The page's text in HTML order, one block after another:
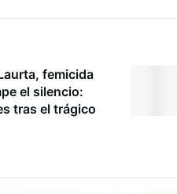
femicida
el silencio:
tras el trágico